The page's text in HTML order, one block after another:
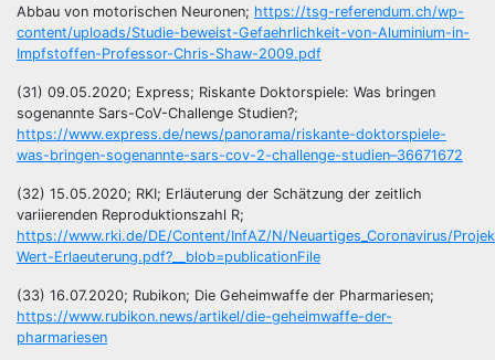
Abbau von motorischen Neuronen; https://tsg-referendum.ch/wp-
content/uploads/Studie-beweist-Gefaehrlichkeit-von-Aluminium-in-
Impfstoffen-Professor-Chris-Shaw-2009.pdf
(31) 09.05.2020; Express; Riskante Doktorspiele: Was bringen
sogenannte Sars-CoV-Challenge Studien?;
https://www.express.de/news/panorama/riskante-doktorspiele-
was-bringen-sogenannte-sars-cov-2-challenge-studien–36671672
(32) 15.05.2020; RKI; Erläuterung der Schätzung der zeitlich
variierenden Reproduktionszahl R;
https://www.rki.de/DE/Content/InfAZ/N/Neuartiges_Coronavirus/
Wert-Erlaeuterung.pdf?__blob=publicationFile
(33) 16.07.2020; Rubikon; Die Geheimwaffe der Pharmariesen;
https://www.rubikon.news/artikel/die-geheimwaffe-der-
pharmariesen